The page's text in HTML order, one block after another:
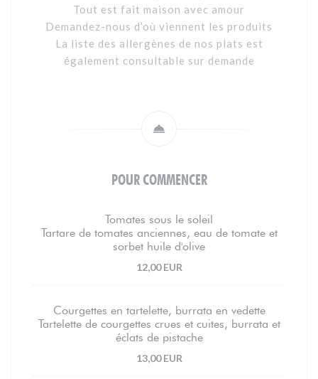
Tout est fait maison avec amour
Demandez-nous d’où viennent les produits
La liste des allergènes de nos plats est
également consultable sur demande
POUR COMMENCER
Tomates sous le soleil
Tartare de tomates anciennes, eau de tomate et
sorbet huile d'olive
12,00 EUR
Courgettes en tartelette, burrata en vedette
Tartelette de courgettes crues et cuites, burrata et
éclats de pistache
13,00 EUR